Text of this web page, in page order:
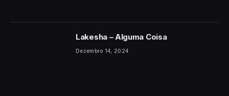
Lakesha – Alguma Coisa
Dezembro 14, 2024